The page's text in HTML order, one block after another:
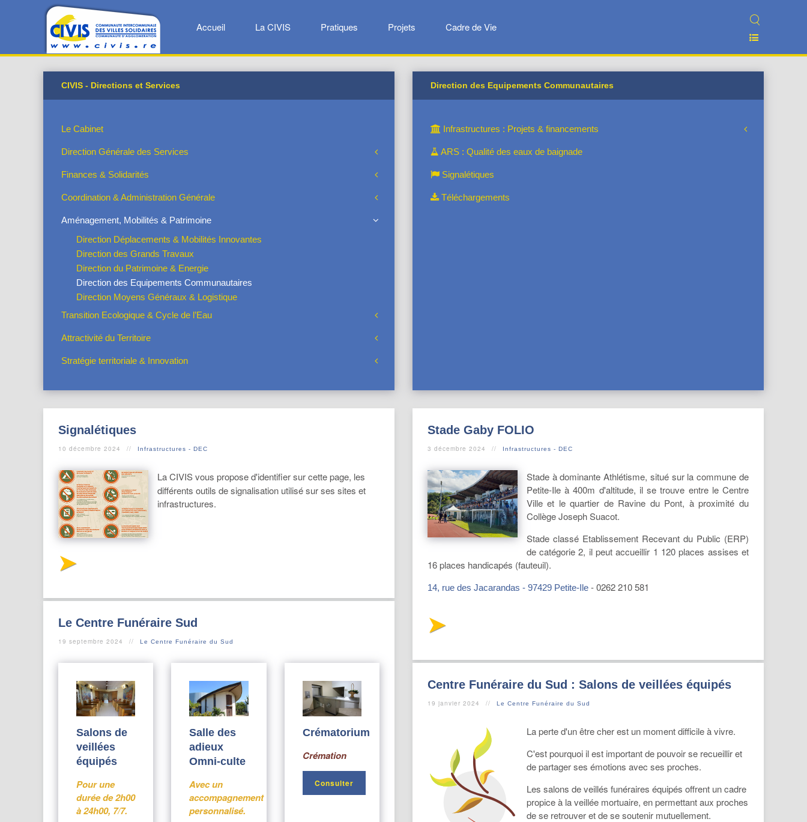
Accueil La CIVIS Pratiques Projets Cadre de Vie
CIVIS - Directions et Services
Le Cabinet
Direction Générale des Services
Finances & Solidarités
Coordination & Administration Générale
Aménagement, Mobilités & Patrimoine
Direction Déplacements & Mobilités Innovantes
Direction des Grands Travaux
Direction du Patrimoine & Energie
Direction des Equipements Communautaires
Direction Moyens Généraux & Logistique
Transition Ecologique & Cycle de l’Eau
Attractivité du Territoire
Stratégie territoriale & Innovation
Direction des Equipements Communautaires
Infrastructures : Projets & financements
ARS : Qualité des eaux de baignade
Signalétiques
Téléchargements
Signalétiques
10 décembre 2024 Infrastructures - DEC
La CIVIS vous propose d'identifier sur cette page, les
différents outils de signalisation utilisé sur ses sites et
infrastructures.
Le Centre Funéraire Sud
19 septembre 2024 Le Centre Funéraire du Sud
Salons de
veillées
équipés
Pour une
durée de 2h00
à 24h00, 7/7.
Salle des
adieux
Omni-culte
Avec un
accompagnement
personnalisé.
Crématorium
Crémation
Consulter
Stade Gaby FOLIO
3 décembre 2024 Infrastructures - DEC
Stade à dominante Athlétisme, situé sur la commune de
Petite-Ile à 400m d'altitude, il se trouve entre le Centre
Ville et le quartier de Ravine du Pont, à proximité du
Collège Joseph Suacot.
Stade classé Etablissement Recevant du Public (ERP)
de catégorie 2, il peut accueillir 1 120 places assises et
16 places handicapés (fauteuil).
14, rue des Jacarandas - 97429 Petite-Ile - 0262 210 581
Centre Funéraire du Sud : Salons de veillées équipés
19 janvier 2024 Le Centre Funéraire du Sud
La perte d'un être cher est un moment difficile à vivre.
C'est pourquoi il est important de pouvoir se recueillir et
de partager ses émotions avec ses proches.
Les salons de veillés funéraires équipés offrent un cadre
propice à la veillée mortuaire, en permettant aux proches
de se retrouver et de se soutenir mutuellement.